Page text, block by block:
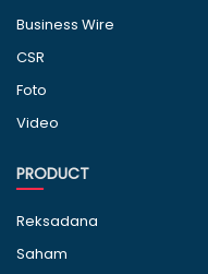
Business Wire
CSR
Foto
Video
PRODUCT
Reksadana
Saham